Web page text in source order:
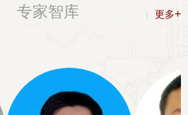
更多+
专家智库